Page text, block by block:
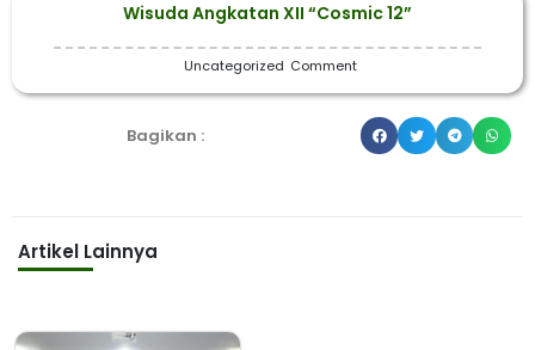
Wisuda Angkatan XII “Cosmic 12”
Uncategorized Comment
Bagikan :
Artikel Lainnya